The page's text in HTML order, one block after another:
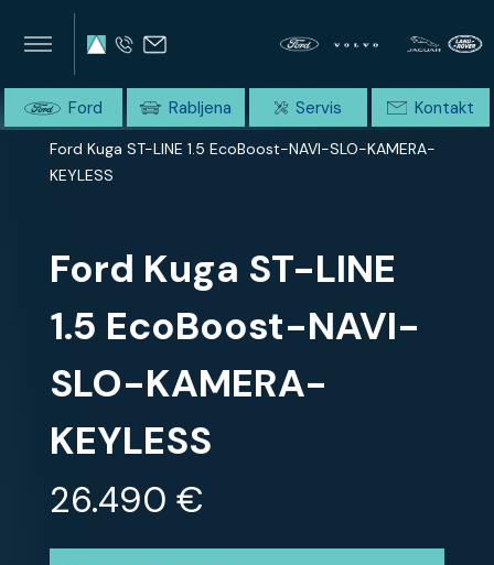
SUMMIT AVTO
Home
Domov
Celotna ponudba
Ford Kuga ST-LINE 1.5 EcoBoost-NAVI-SLO-KAMERA-
KEYLESS
Ford Kuga ST-LINE
1.5 EcoBoost-NAVI-
SLO-KAMERA-
KEYLESS
26.490 €
Ford Rabljena Servis Kontakt
×
×